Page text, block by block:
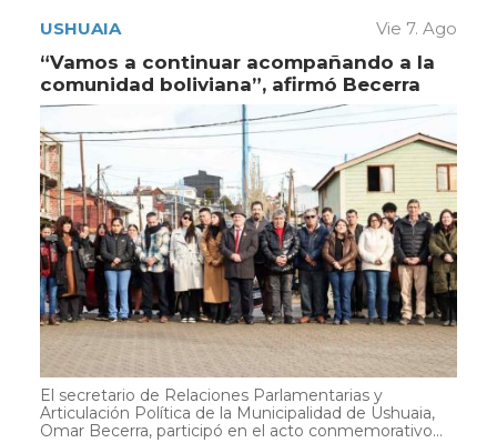
USHUAIA Vie 7. Ago
“Vamos a continuar acompañando a la
comunidad boliviana”, afirmó Becerra
El secretario de Relaciones Parlamentarias y
Articulación Política de la Municipalidad de Ushuaia,
Omar Becerra, participó en el acto conmemorativo...